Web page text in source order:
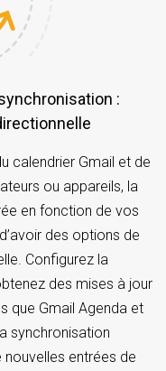
calendrier Gmail et de
ou appareils, la
en fonction de vos
des options de
Configurez la
des mises à jour
que Gmail Agenda et
synchronisation
entrées de